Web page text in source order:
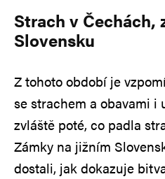
Strach v Čechách,
Slovensku
Z tohoto období je
se strachem a obavami i
zvláště poté, co padla
Zámky na jižním
dostali, jak dokazuje